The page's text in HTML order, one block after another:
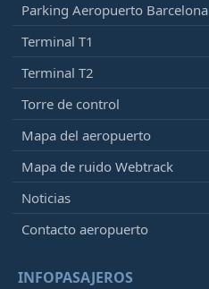
Parking Aeropuerto Barcelona
Terminal T1
Terminal T2
Torre de control
Mapa del aeropuerto
Mapa de ruido Webtrack
Noticias
Contacto aeropuerto
INFOPASAJEROS